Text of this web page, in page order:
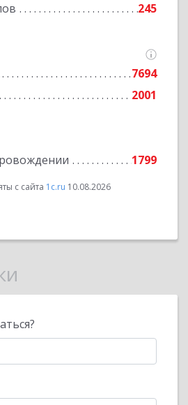
245
7694
2001
1799
с сайта 1c.ru 10.08.2026